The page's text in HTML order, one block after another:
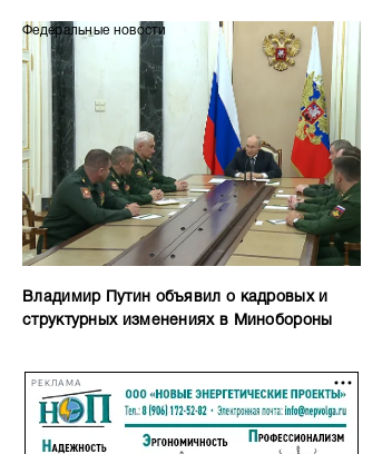
Федеральные новости
Владимир Путин объявил о кадровых и
структурных изменениях в Минобороны
РЕКЛАМА